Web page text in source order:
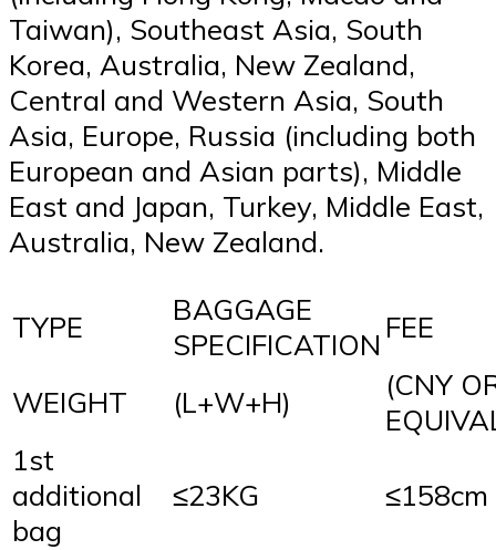
Taiwan), Southeast Asia, South
Korea, Australia, New Zealand,
Central and Western Asia, South
Asia, Europe, Russia (including both
European and Asian parts), Middle
East and Japan, Turkey, Middle East,
Australia, New Zealand.
TYPE
BAGGAGE
SPECIFICATION FEE
WEIGHT (L+W+H)
(CNY
1st
additional
bag
≤23KG ≤158cm